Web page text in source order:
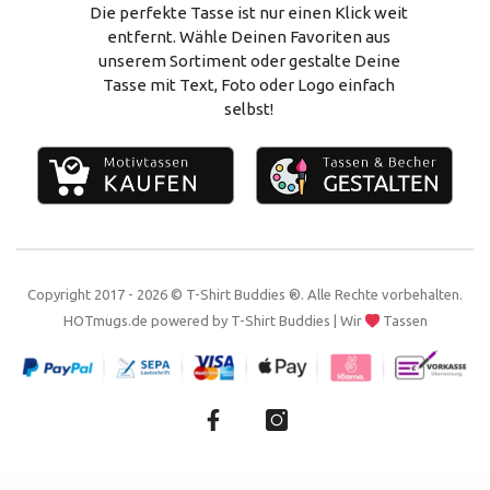
Alles zum Selbstgestalten
Die perfekte Tasse ist nur einen Klick weit
entfernt. Wähle Deinen Favoriten aus
unserem Sortiment oder gestalte Deine
Tasse mit Text, Foto oder Logo einfach
selbst!
Copyright 2017 - 2026 © T-Shirt Buddies ®. Alle Rechte vorbehalten.
HOTmugs.de powered by T-Shirt Buddies | Wir Tassen